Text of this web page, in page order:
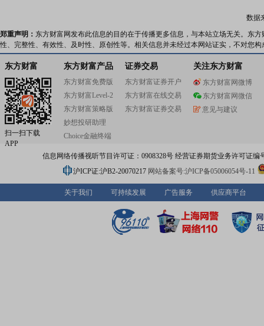
数据
郑重声明： 东方财富网发布此信息的目的在于传播更多信息，与本站立场无关。东
性、完整性、有效性、及时性、原创性等。相关信息并未经过本网站证实，不对您
东方财富
扫一扫下载
APP
东方财富产品
东方财富免费版
东方财富Level-2
东方财富策略版
妙想投研助理
Choice金融终端
证券交易
东方财富证券开户
东方财富在线交易
东方财富证券交易
关注东方财富
东方财富网微博
东方财富网微信
意见与建议
信息网络传播视听节目许可证：0908328号 经营证券期货业务许可证编
沪ICP证:沪B2-20070217 网站备案号:沪ICP备05006054号-11
关于我们 可持续发展 广告服务 供应商平台